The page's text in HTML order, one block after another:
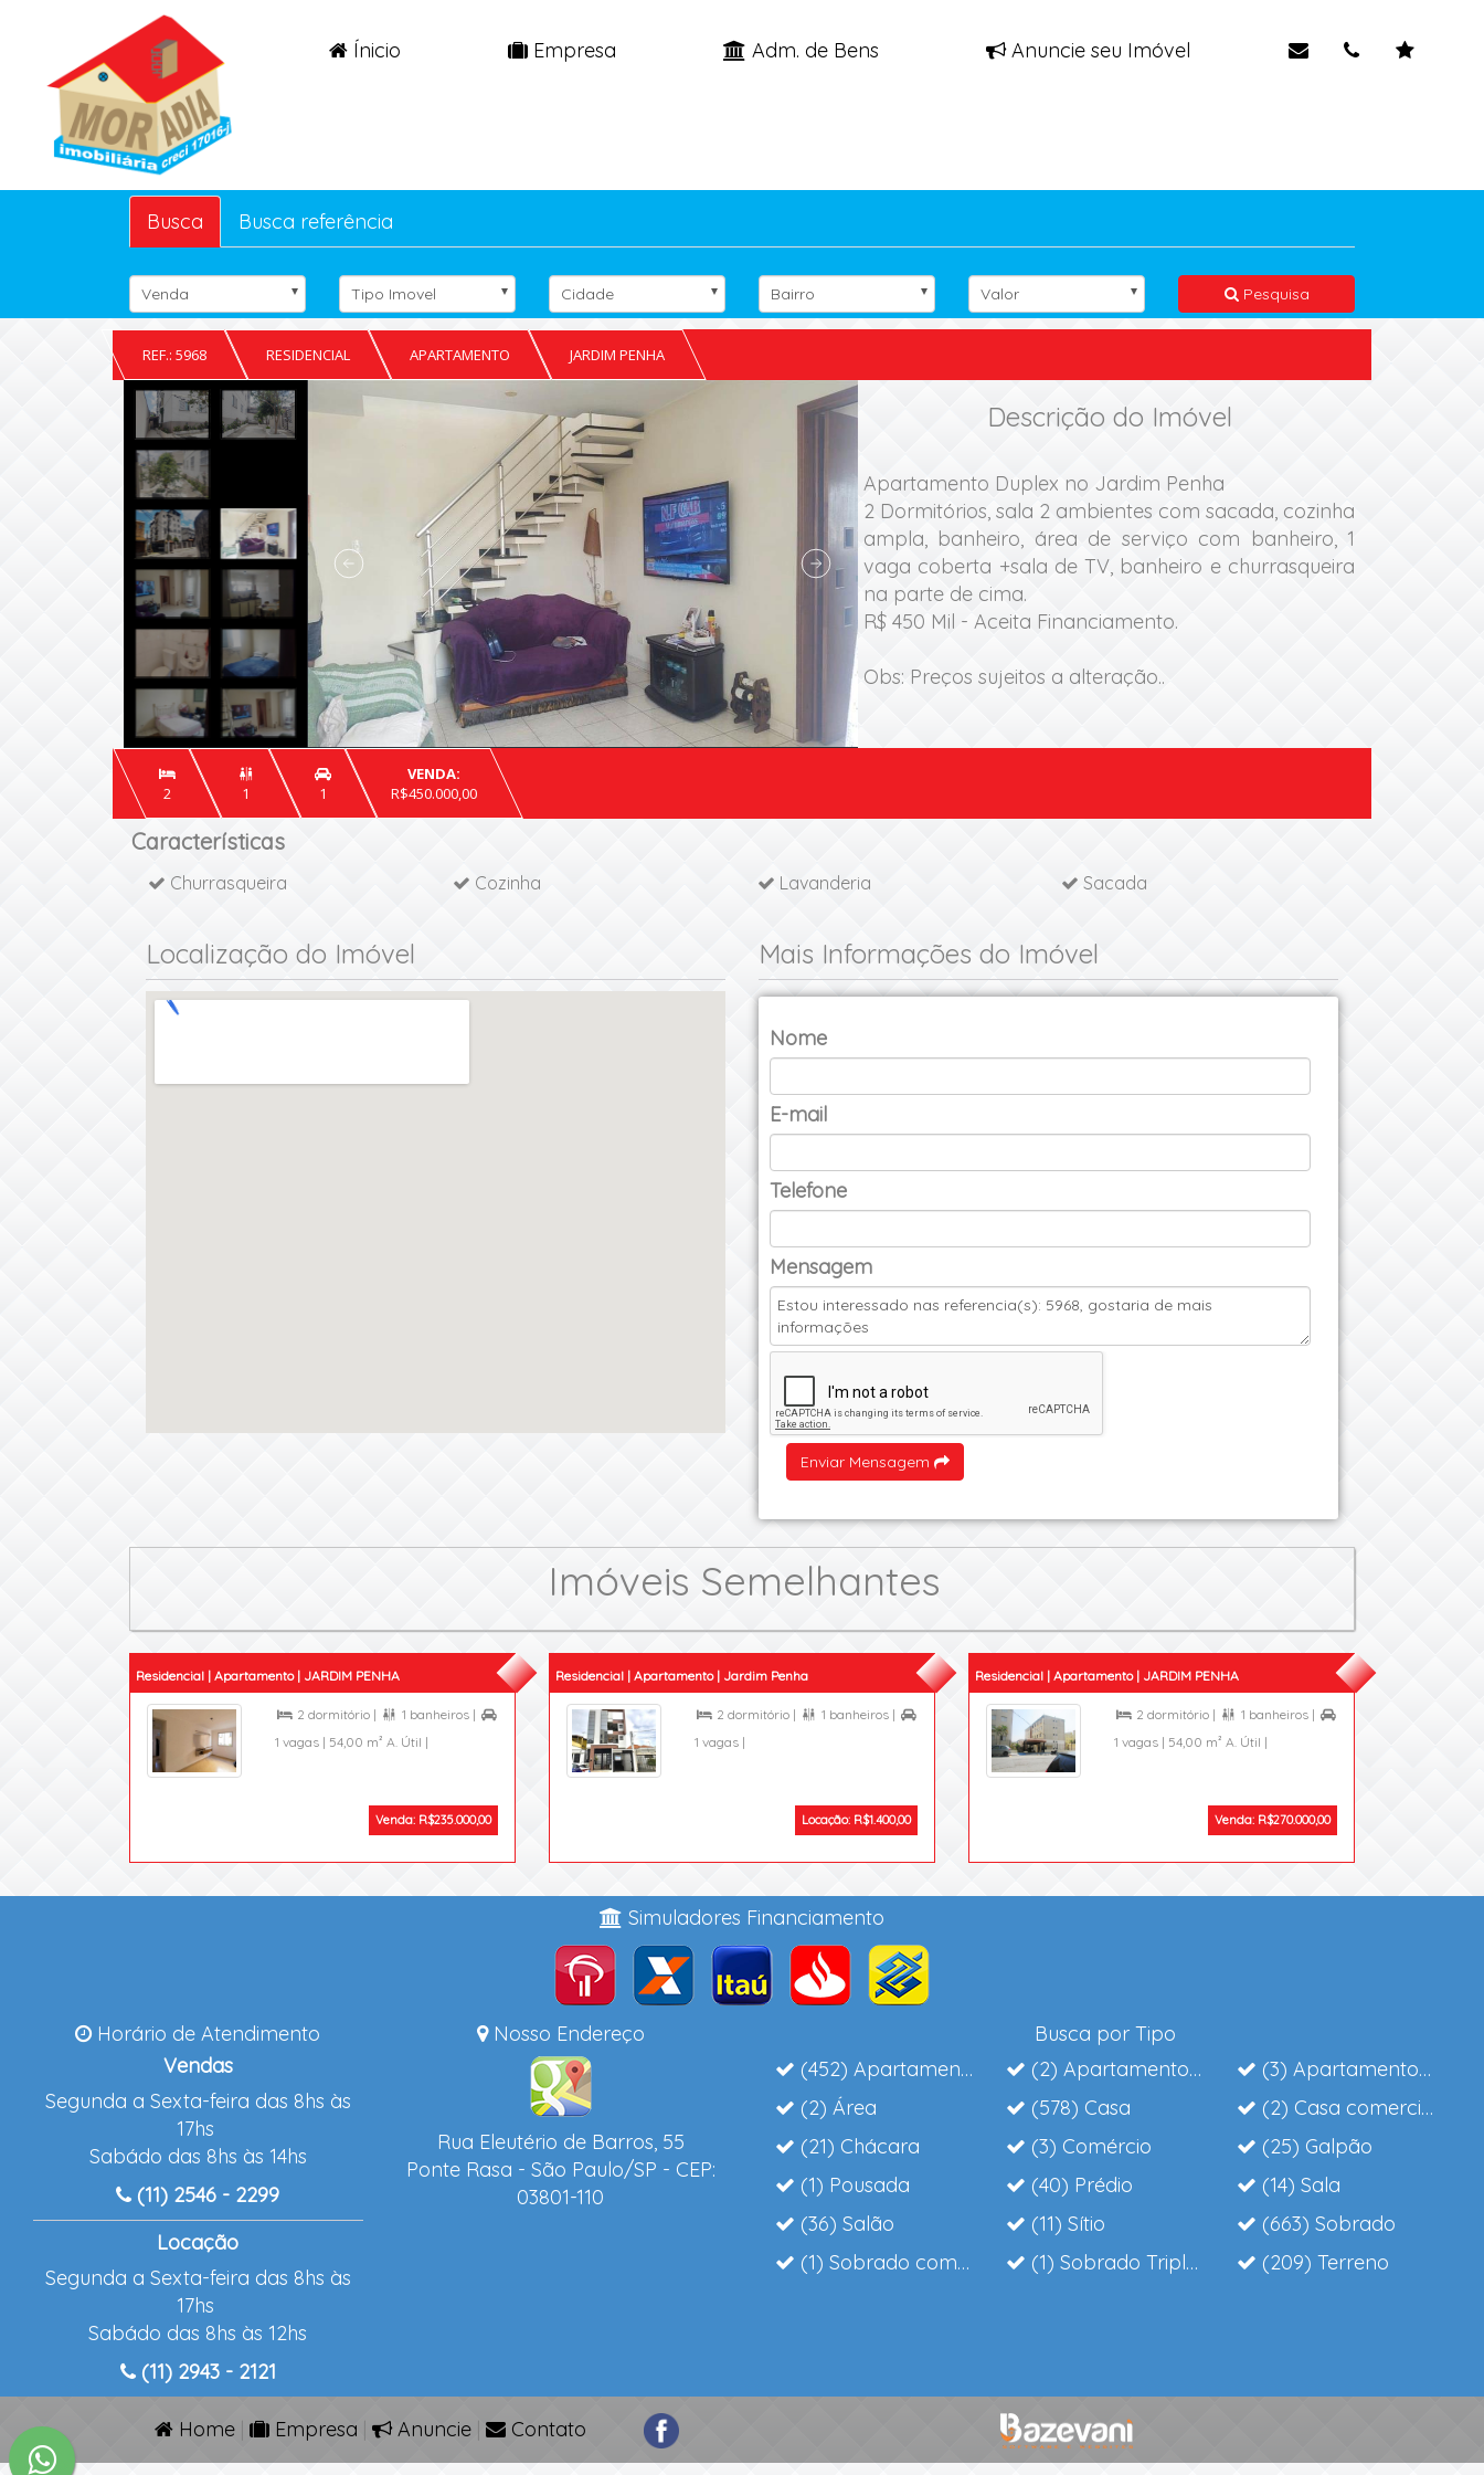
Ínicio Empresa Adm. de Bens Anuncie seu Imóvel
Busca Busca referência
Venda Tipo Imovel Cidade Bairro Valor Pesquisa
REF.: 5968 RESIDENCIAL APARTAMENTO JARDIM PENHA
Descrição do Imóvel
Apartamento Duplex no Jardim Penha
2 Dormitórios, sala 2 ambientes com sacada, cozinha
ampla, banheiro, área de serviço com banheiro, 1
vaga coberta +sala de TV, banheiro e churrasqueira
na parte de cima.
R$ 450 Mil - Aceita Financiamento.
Obs: Preços sujeitos a alteração..
2

1 1
VENDA:
R$450.000,00
Características
Churrasqueira Cozinha Lavanderia Sacada
Localização do Imóvel Mais Informações do Imóvel
Nome
E-mail
Telefone
Mensagem
Enviar Mensagem
Imóveis Semelhantes
Residencial | Apartamento | JARDIM PENHA
 2 dormitório |  1 banheiros | 
1 vagas | 54,00 m² A. Útil |
Venda: R$235.000,00
Residencial | Apartamento | Jardim Penha
 2 dormitório |  1 banheiros | 
1 vagas |
Locação: R$1.400,00
Residencial | Apartamento | JARDIM PENHA
 2 dormitório |  1 banheiros | 
1 vagas | 54,00 m² A. Útil |
Venda: R$270.000,00
Simuladores Financiamento
Horário de Atendimento
Vendas
Segunda a Sexta-feira das 8hs às
17hs
Sabádo das 8hs às 14hs
(11) 2546 - 2299
Locação
Segunda a Sexta-feira das 8hs às
17hs
Sabádo das 8hs às 12hs
(11) 2943 - 2121
Nosso Endereço
Rua Eleutério de Barros, 55
Ponte Rasa - São Paulo/SP - CEP:
03801-110
Busca por Tipo
(452) Apartamento
(2) Apartamento Cobertura duplex
(3) Apartamento
(2) Área
(578) Casa
(2) Casa comercial
(21) Chácara
(3) Comércio
(25) Galpão
(1) Pousada
(40) Prédio
(14) Sala
(36) Salão
(11) Sítio
(663) Sobrado
(1) Sobrado comercial
(1) Sobrado Triplex (209) Terreno
Home| Empresa Anuncie| Contato